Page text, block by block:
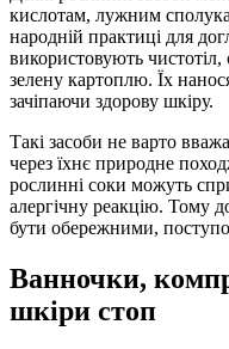
кислотам, лужним
народній практиці для
використовують чистотіл,
зелену картоплю. Їх
зачіпаючи здорову шкіру.
Такі засоби не варто
через їхнє природне
рослинні соки можуть
алергічну реакцію. Тому
бути обережними,
Ванночки,
шкіри стоп